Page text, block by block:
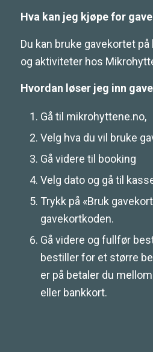
Hva kan jeg kjøpe for
Du kan bruke gavekortet
og aktiviteter hos
Hvordan løser jeg inn
Gå til mikrohyttene.no,
Velg hva du vil bruke
Gå videre til booking
Velg dato og gå til
Trykk på «Bruk
gavekortkoden.
Gå videre og fullfør
bestiller for et større
er på betaler du
eller bankkort.